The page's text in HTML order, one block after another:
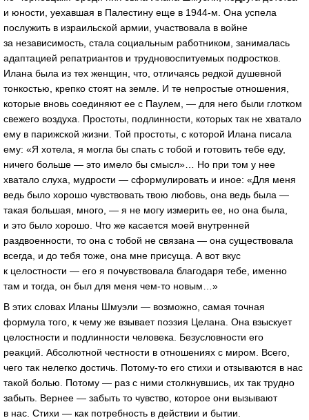
и юности, уехавшая в Палестину еще в 1944-м . Она успела
послужить в израильской армии, участвовала в войне
за независимость, стала социальным работником, занималась
адаптацией репатриантов и трудновоспитуемых подростков.
Илана была из тех женщин, что, отличаясь редкой душевной
тонкостью, крепко стоят на земле. И те непростые отношения,
которые вновь соединяют ее с Паулем, — для него были глотком
свежего воздуха. Простоты, подлинности, которых так не хватало
ему в парижской жизни. Той простоты, с которой Илана писала
ему: «Я хотела, я могла бы спать с тобой и готовить тебе еду,
ничего больше — это имело бы смысл»… Но при том у нее
хватало слуха, мудрости — сформулировать и иное: «Для меня
ведь было хорошо чувствовать твою любовь, она ведь была —
такая большая, много, — я не могу измерить ее, но она была,
и это было хорошо. Что же касается моей внутренней
раздвоенности, то она с тобой не связана — она существовала
всегда, и до тебя тоже, она мне присуща. А вот вкус
к целостности — его я почувствовала благодаря тебе, именно
там и тогда, он был для меня чем-то новым…»
В этих словах Иланы Шмуэли — возможно, самая точная
формула того, к чему же взывает поэзия Целана. Она взыскует
целостности и подлинности человека. Безусловности его
реакций. Абсолютной честности в отношениях с миром. Всего,
чего так нелегко достичь. Потому-то его стихи и отзываются в нас
такой болью. Потому — раз с ними столкнувшись, их так трудно
забыть. Вернее — забыть то чувство, которое они вызывают
в нас. Стихи — как потребность в действии и бытии.